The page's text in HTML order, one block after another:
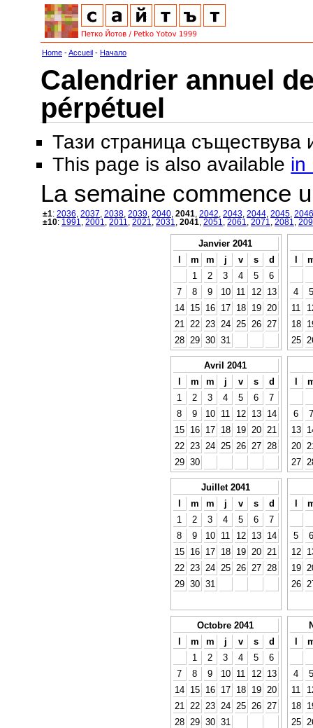
Home -Accueil - Начало
Calendrier annuel
pérpétuel
Тази страница съществува
This page is also available in
La semaine commence
±1: 2036 2037 2038 2039 2040 2041 2042 2043 2044 2045 2046
±10: 1991 2001 2011 2021 2031 2041 2051 2061 2071 2081
Janvier 2041
l
m m j v s
d
1
2 3 4 5
6
7
8 9 10 11 12
13
14
15 16 17 18 19
20
21
22 23 24 25 26
27
28
29 30 31
l
4
5
11
18
25
Avril 2041
l
m m j v s
d
1
2 3 4 5 6
7
8
9 10 11 12 13
14
15
16 17 18 19 20
21
22
23 24 25 26 27
28
29 30
l
6
7
13
20
27
Juillet 2041
l
m m j v s
d
1
2 3 4 5 6
7
8
9 10 11 12 13
14
15
16 17 18 19 20
21
22
23 24 25 26 27
28
29 30 31
l
5
6
12
19
26
Octobre 2041
l
m m j v s
d
1
2 3 4 5
6
7
8 9 10 11 12
13
14
15 16 17 18 19
20
21
22 23 24 25 26
27
28
29 30 31
l
4
5
11
18
25